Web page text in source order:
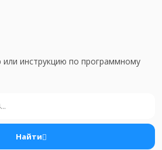
инструкцию по программному
Найти